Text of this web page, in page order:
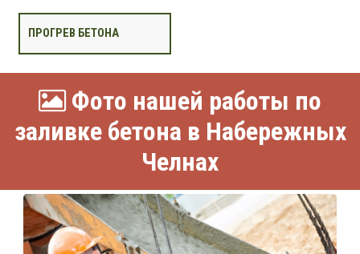
ПРОГРЕВ БЕТОНА
Фото нашей работы по
заливке бетона в Набережных
Челнах